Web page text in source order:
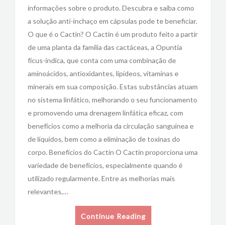
informações sobre o produto. Descubra e saiba como
a solução anti-inchaço em cápsulas pode te beneficiar.
O que é o Cactin? O Cactin é um produto feito a partir
de uma planta da família das cactáceas, a Opuntia
fícus-indica, que conta com uma combinação de
aminoácidos, antioxidantes, lipídeos, vitaminas e
minerais em sua composição. Estas substâncias atuam
no sistema linfático, melhorando o seu funcionamento
e promovendo uma drenagem linfática eficaz, com
benefícios como a melhoria da circulação sanguínea e
de líquidos, bem como a eliminação de toxinas do
corpo. Benefícios do Cactin O Cactin proporciona uma
variedade de benefícios, especialmente quando é
utilizado regularmente. Entre as melhorias mais
relevantes,…
Continue Reading